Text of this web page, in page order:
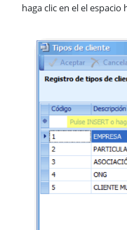
haga clic en el el